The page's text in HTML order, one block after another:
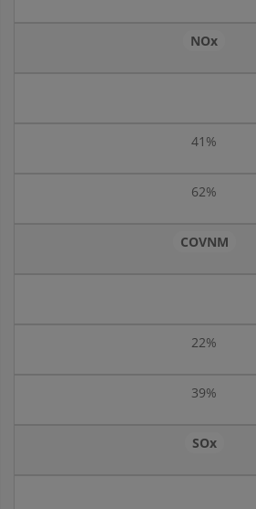
NOx
41%
62%
COVNM
22%
39%
SOx